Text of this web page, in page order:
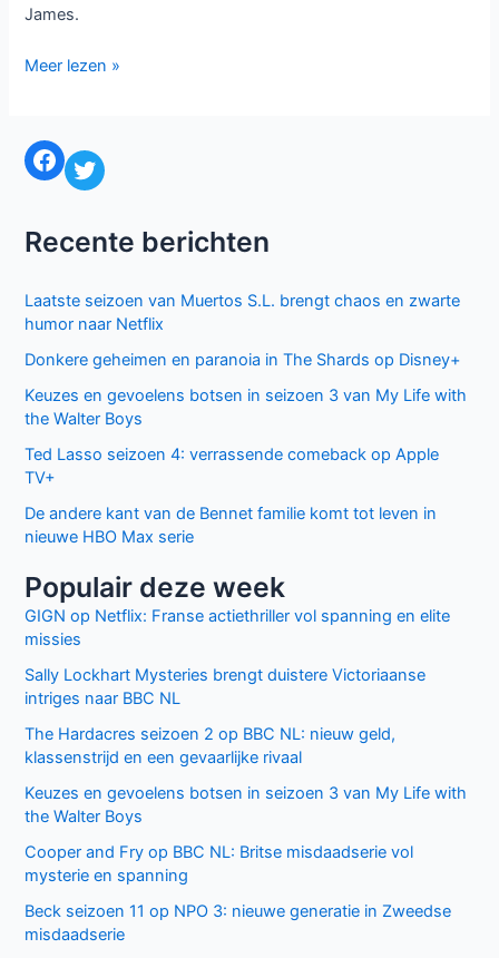
James.
ABC
The
Crossing,
People
The
Mayer
aan
Meer lezen »
Facebook Twitter
Recente berichten
Laatste seizoen van Muertos S.L. brengt chaos en zwarte
humor naar Netflix
Donkere geheimen en paranoia in The Shards op Disney+
Keuzes en gevoelens botsen in seizoen 3 van My Life with
the Walter Boys
Ted Lasso seizoen 4: verrassende comeback op Apple
TV+
De andere kant van de Bennet familie komt tot leven in
nieuwe HBO Max serie
Populair deze week
GIGN op Netflix: Franse actiethriller vol spanning en elite
missies
Sally Lockhart Mysteries brengt duistere Victoriaanse
intriges naar BBC NL
The Hardacres seizoen 2 op BBC NL: nieuw geld,
klassenstrijd en een gevaarlijke rivaal
Keuzes en gevoelens botsen in seizoen 3 van My Life with
the Walter Boys
Cooper and Fry op BBC NL: Britse misdaadserie vol
mysterie en spanning
Beck seizoen 11 op NPO 3: nieuwe generatie in Zweedse
misdaadserie